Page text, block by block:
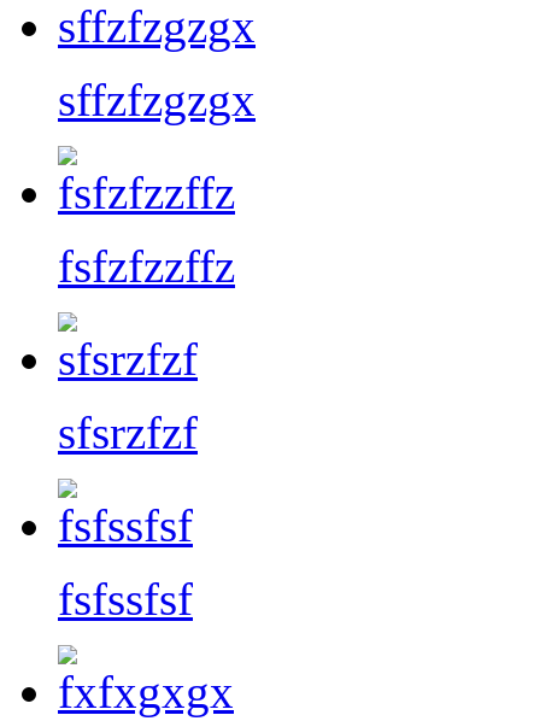
sffzfzgzgx
fsfzfzzffz
sfsrzfzf
fsfssfsf